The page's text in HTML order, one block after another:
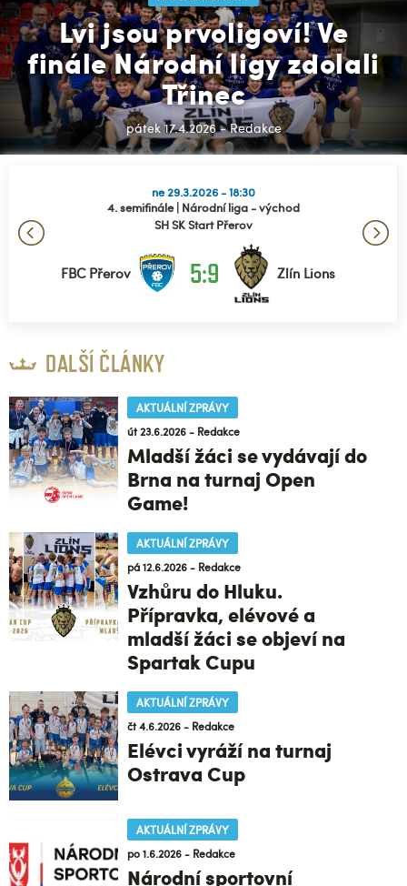
Lvi jsou prvoligoví! Ve
finále Národní ligy zdolali
Třinec
pátek 17.4.2026 - Redakce
ne 29.3.2026 - 18:30
4. semifinále | Národní liga - východ
SH SK Start Přerov
FBC Přerov 5:9 Zlín Lions
DALŠÍ ČLÁNKY
AKTUÁLNÍ ZPRÁVY
út 23.6.2026 - Redakce
Mladší žáci se vydávají do
Brna na turnaj Open
Game!
AKTUÁLNÍ ZPRÁVY
pá 12.6.2026 - Redakce
Vzhůru do Hluku.
Přípravka, elévové a
mladší žáci se objeví na
Spartak Cupu
AKTUÁLNÍ ZPRÁVY
čt 4.6.2026 - Redakce
Elévci vyráží na turnaj
Ostrava Cup
AKTUÁLNÍ ZPRÁVY
po 1.6.2026 - Redakce
Národní sportovní